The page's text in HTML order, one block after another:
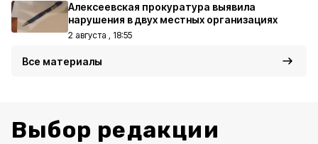
Алексеевская прокуратура выявила
нарушения в двух местных организациях
2 августа , 18:55
Все материалы
Выбор редакции